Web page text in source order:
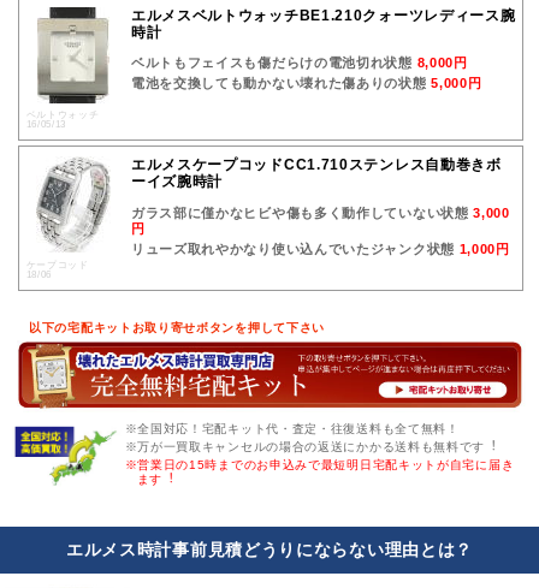
ベルトウォッチ
16/05/13
エルメスベルトウォッチBE1.210クォーツレディース腕
時計
ベルトもフェイスも傷だらけの電池切れ状態 8,000円
電池を交換しても動かない壊れた傷ありの状態5,000円
ケープコッド
18/06
エルメスケープコッドCC1.710ステンレス自動巻きボ
ーイズ腕時計
ガラス部に僅かなヒビや傷も多く動作していない状態3,000
円
リューズ取れやかなり使い込んでいたジャンク状態 1,000円
以下の宅配キットお取り寄せボタンを押して下さい
※全国対応！宅配キット代・査定・往復送料も全て無料！
※万が一買取キャンセルの場合の返送にかかる送料も無料です︕
※営業日の15時までのお申込みで最短明日宅配キットが自宅に届き
ます︕
エルメス時計事前見積どうりにならない理由とは？